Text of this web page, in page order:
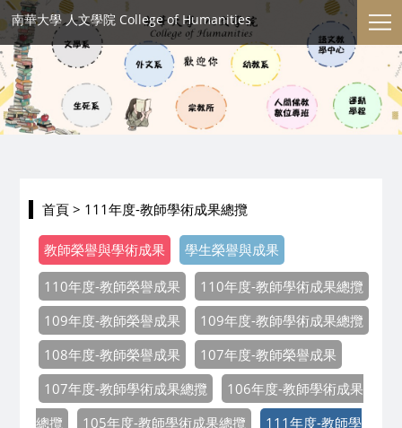
南華大學 人文學院 College of Humanities
首頁 > 111年度-教師學術成果總攬
教師榮譽與學術成果 學生榮譽與成果
110年度-教師榮譽成果
110年度-教師學術成果總攬
109年度-教師榮譽成果
109年度-教師學術成果總攬
108年度-教師榮譽成果
107年度-教師榮譽成果
107年度-教師學術成果總攬
106年度-教師學術成果
總攬
105年度-教師學術成果總攬
111年度-教師學